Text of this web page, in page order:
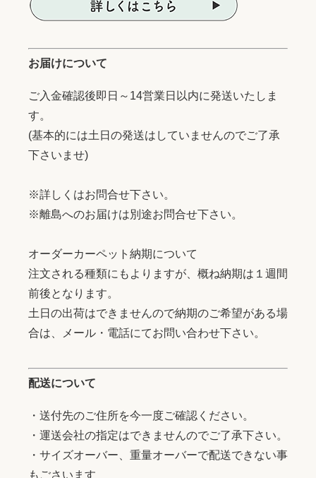
お届けについて
ご入金確認後即日～14営業日以内に発送いたしま
す。
(基本的には土日の発送はしていませんのでご了承
下さいませ)
※詳しくはお問合せ下さい。
※離島へのお届けは別途お問合せ下さい。
オーダーカーペット納期について
注文される種類にもよりますが、概ね納期は１週間
前後となります。
土日の出荷はできませんので納期のご希望がある場
合は、メール・電話にてお問い合わせ下さい。
配送について
・送付先のご住所を今一度ご確認ください。
・運送会社の指定はできませんのでご了承下さい。
・サイズオーバー、重量オーバーで配送できない事
もごさいます